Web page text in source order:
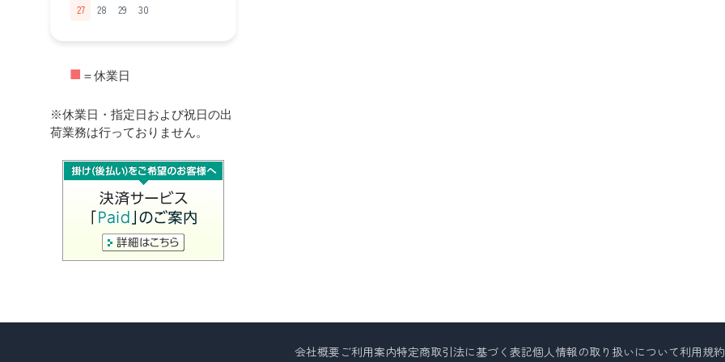
27
28 29 30
■ ＝休業日
※休業日・指定日および祝日の出
荷業務は行っておりません。
会社概要 ご利用案内特定商取引法に基づく表記個人情報の取り扱いについて利用規約